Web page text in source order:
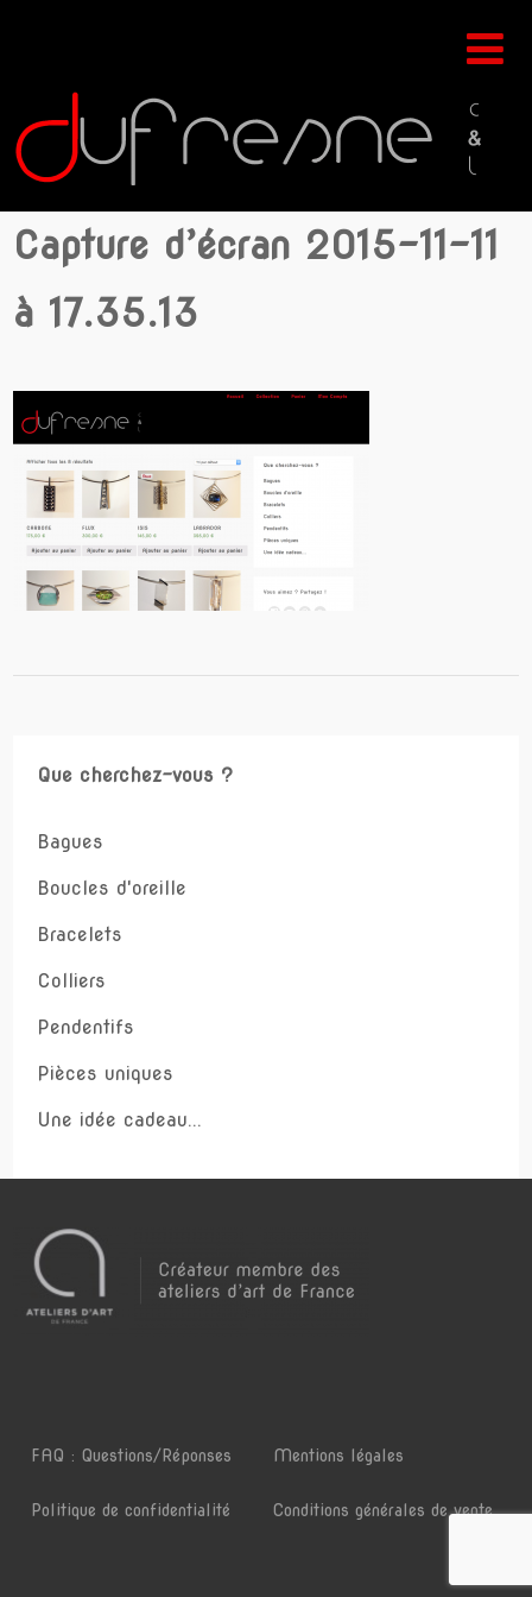
Capture d’écran 2015-11-11
à 17.35.13
Que cherchez-vous ?
Bagues
Boucles d'oreille
Bracelets
Colliers
Pendentifs
Pièces uniques
Une idée cadeau...
FAQ : Questions/Réponses Mentions légales
Politique de confidentialité Conditions générales de vente